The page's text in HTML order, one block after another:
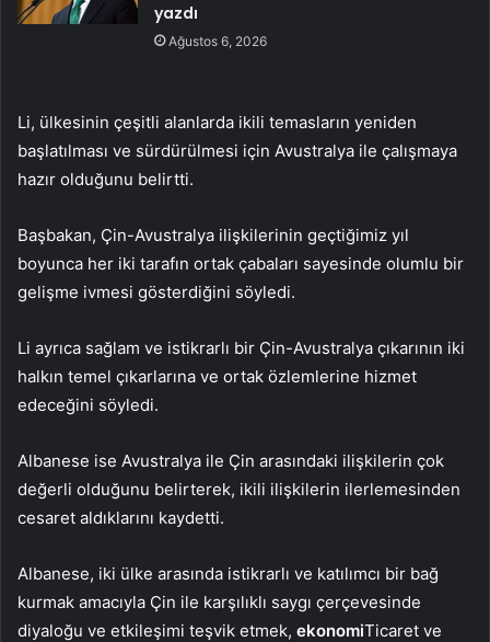
yazdı
Ağustos 6, 2026
Li, ülkesinin çeşitli alanlarda ikili temasların yeniden
başlatılması ve sürdürülmesi için Avustralya ile çalışmaya
hazır olduğunu belirtti.
Başbakan, Çin-Avustralya ilişkilerinin geçtiğimiz yıl
boyunca her iki tarafın ortak çabaları sayesinde olumlu bir
gelişme ivmesi gösterdiğini söyledi.
Li ayrıca sağlam ve istikrarlı bir Çin-Avustralya çıkarının iki
halkın temel çıkarlarına ve ortak özlemlerine hizmet
edeceğini söyledi.
Albanese ise Avustralya ile Çin arasındaki ilişkilerin çok
değerli olduğunu belirterek, ikili ilişkilerin ilerlemesinden
cesaret aldıklarını kaydetti.
Albanese, iki ülke arasında istikrarlı ve katılımcı bir bağ
kurmak amacıyla Çin ile karşılıklı saygı çerçevesinde
diyaloğu ve etkileşimi teşvik etmek, ekonomiTicaret ve